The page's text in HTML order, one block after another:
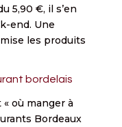
5,90 €, il s’en
end. Une
les produits
bordelais
où manger à
Bordeaux